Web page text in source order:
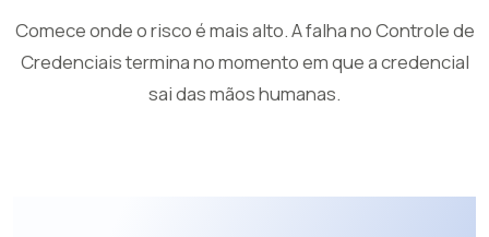
Comece onde o risco é mais alto. A falha no Controle de
Credenciais termina no momento em que a credencial
sai das mãos humanas.